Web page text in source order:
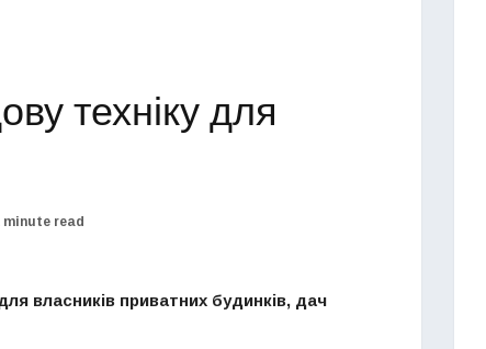
техніку для
minute read
власників приватних будинків, дач